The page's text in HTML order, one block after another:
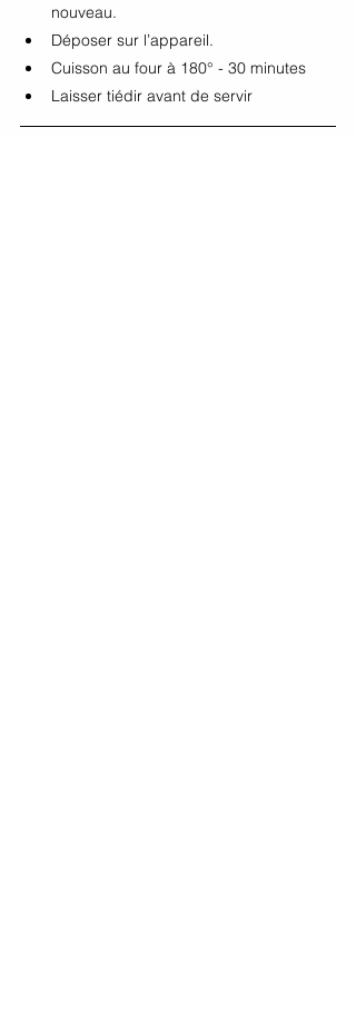
nouveau.
Déposer sur l’appareil.
Cuisson au four à 180° - 30 minutes
Laisser tiédir avant de servir